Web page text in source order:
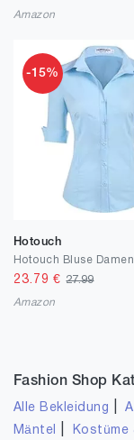
Amazon
-15%
Hotouch
23.79 €27.99
Amazon
Fashion Shop
Alle Bekleidung |
Mäntel Kostüme